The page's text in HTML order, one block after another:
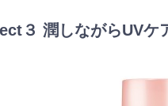
３ 潤しながらUVケ